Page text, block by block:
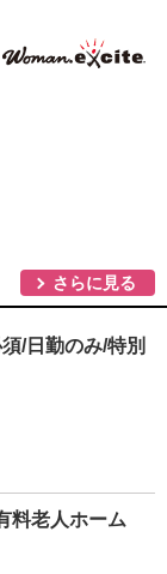
さらに見る
/日勤のみ/特別
料老人ホーム